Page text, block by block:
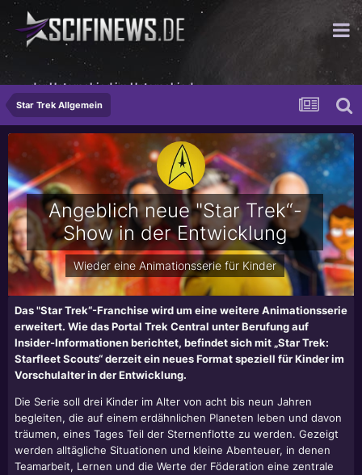
...der Unterschied im Unterschied
Star Trek Allgemein
Angeblich neue "Star Trek“-
Show in der Entwicklung
Wieder eine Animationsserie für Kinder
Das "Star Trek“-Franchise wird um eine weitere Animationsserie
erweitert. Wie das Portal Trek Central unter Berufung auf
Insider-Informationen berichtet, befindet sich mit „Star Trek:
Starfleet Scouts“ derzeit ein neues Format speziell für Kinder im
Vorschulalter in der Entwicklung.
Die Serie soll drei Kinder im Alter von acht bis neun Jahren
begleiten, die auf einem erdähnlichen Planeten leben und davon
träumen, eines Tages Teil der Sternenflotte zu werden. Gezeigt
werden alltägliche Situationen und kleine Abenteuer, in denen
Teamarbeit, Lernen und die Werte der Föderation eine zentrale